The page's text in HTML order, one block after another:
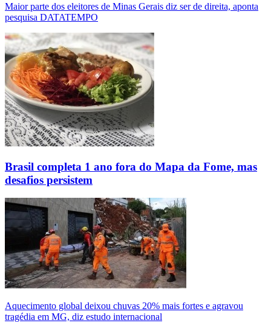
Maior parte dos eleitores de Minas Gerais diz ser de direita, aponta
pesquisa DATATEMPO
Brasil completa 1 ano fora do Mapa da Fome, mas
desafios persistem
Aquecimento global deixou chuvas 20% mais fortes e agravou
tragédia em MG, diz estudo internacional